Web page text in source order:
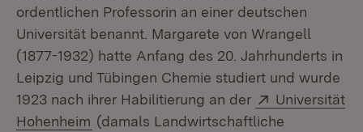
ordentlichen Professorin an einer deutschen
Universität benannt. Margarete von Wrangell
(1877-1932) hatte Anfang des 20. Jahrhunderts in
Leipzig und Tübingen Chemie studiert und wurde
1923 nach ihrer Habilitierung an der
Extern:
Universität
Hohenheim (Öffnet in neuem Fenster)
(damals Landwirtschaftliche